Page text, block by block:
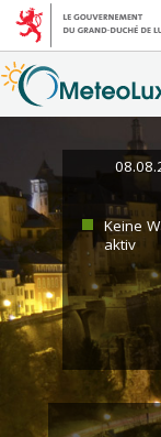
Keine
aktiv